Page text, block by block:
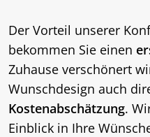
Der Vorteil unserer
bekommen Sie einen
Zuhause verschönert
Wunschdesign auch
Kostenabschätzung.
Einblick in Ihre